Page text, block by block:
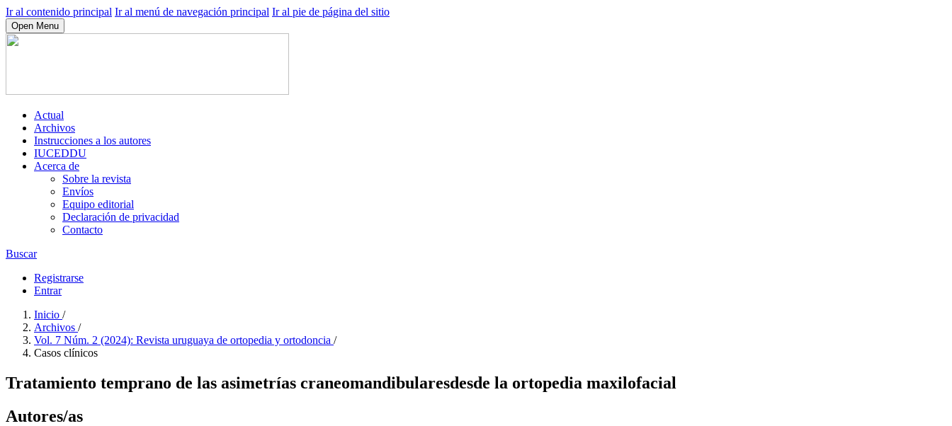
Ir al contenido principal Ir al menú de navegación principal Ir al pie de página del sitio
Open Menu
Actual
Archivos
Instrucciones a los autores
IUCEDDU
Acerca de
Sobre la revista
Envíos
Equipo editorial
Declaración de privacidad
Contacto
Buscar
Registrarse
Entrar
Inicio /
Archivos /
Vol. 7 Núm. 2 (2024): Revista uruguaya de ortopedia y ortodoncia /
Casos clínicos
Tratamiento temprano de las asimetrías craneomandibularesdesde la ortopedia maxilofacial
Autores/as